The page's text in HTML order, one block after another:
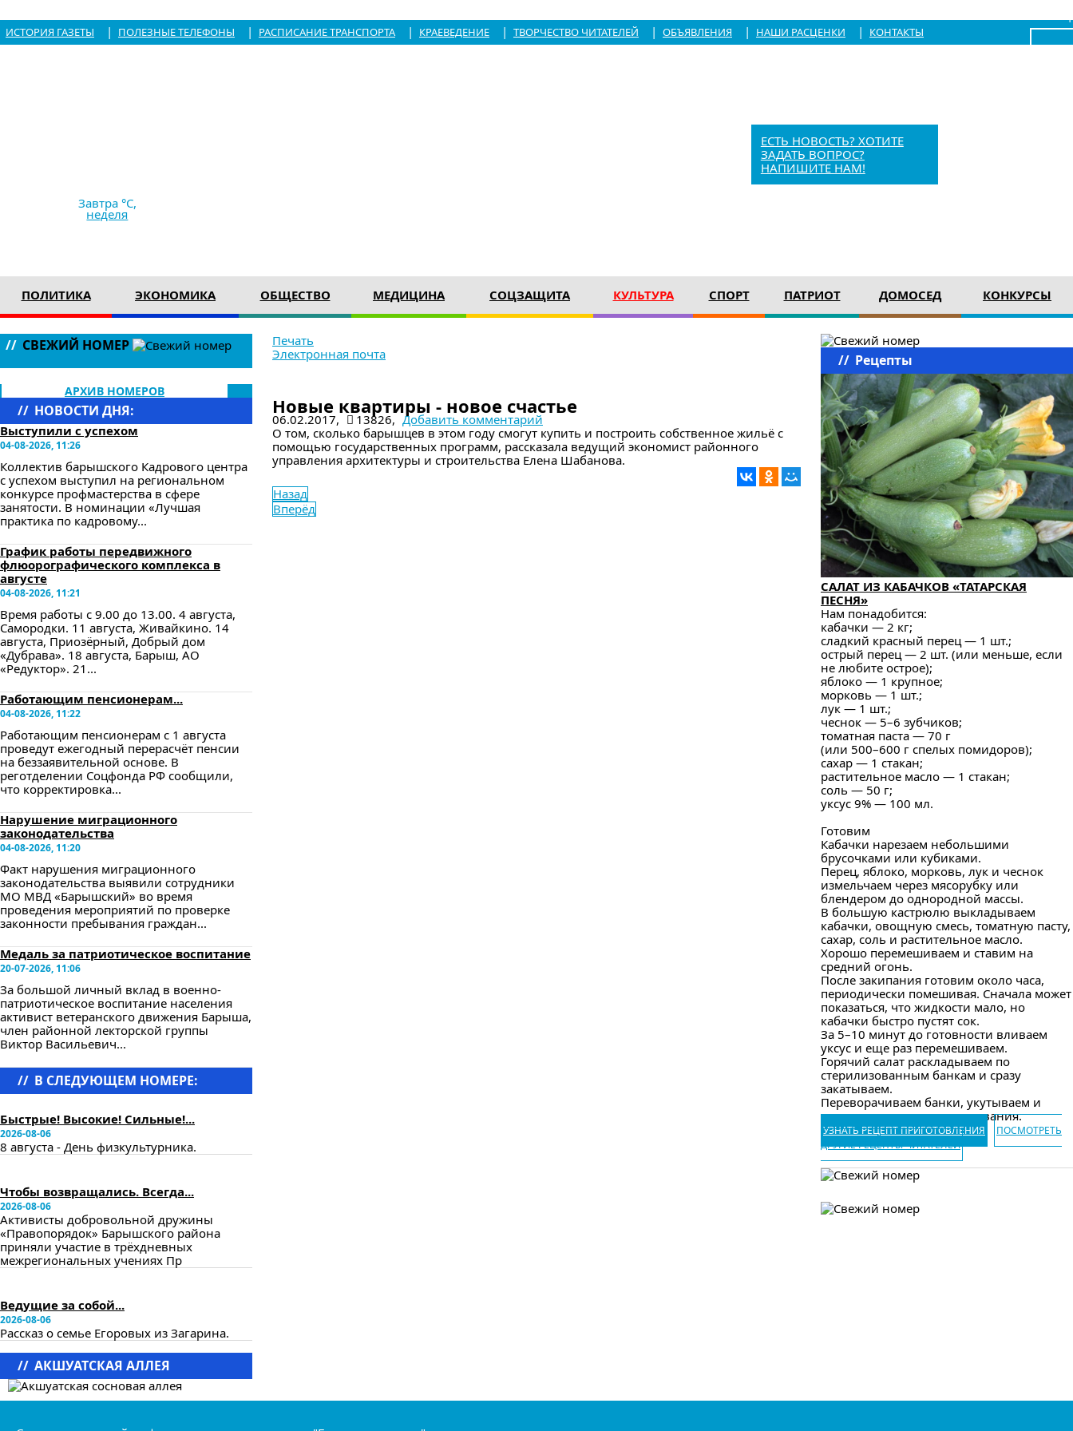
x
ИСТОРИЯ ГАЗЕТЫ | ПОЛЕЗНЫЕ ТЕЛЕФОНЫ | РАСПИСАНИЕ ТРАНСПОРТА | КРАЕВЕДЕНИЕ | ТВОРЧЕСТВО ЧИТАТЕЛЕЙ | ОБЪЯВЛЕНИЯ | НАШИ РАСЦЕНКИ | КОНТАКТЫ
Завтра °C,
неделя
ЕСТЬ НОВОСТЬ? ХОТИТЕ
ЗАДАТЬ ВОПРОС?
НАПИШИТЕ НАМ!
ПОЛИТИКА ЭКОНОМИКА ОБЩЕСТВО МЕДИЦИНА СОЦЗАЩИТА КУЛЬТУРА СПОРТ ПАТРИОТ ДОМОСЕД КОНКУРСЫ
// СВЕЖИЙ НОМЕР
АРХИВ НОМЕРОВ
// НОВОСТИ ДНЯ:
Выступили с успехом
04-08-2026, 11:26
Коллектив барышского Кадрового центра
с успехом выступил на региональном
конкурсе профмастерства в сфере
занятости. В номинации «Лучшая
практика по кадровому...
График работы передвижного
флюорографического комплекса в
августе
04-08-2026, 11:21
Время работы с 9.00 до 13.00. 4 августа,
Самородки. 11 августа, Живайкино. 14
августа, Приозёрный, Добрый дом
«Дубрава». 18 августа, Барыш, АО
«Редуктор». 21...
Работающим пенсионерам...
04-08-2026, 11:22
Работающим пенсионерам с 1 августа
проведут ежегодный перерасчёт пенсии
на беззаявительной основе. В
реготделении Соцфонда РФ сообщили,
что корректировка...
Нарушение миграционного
законодательства
04-08-2026, 11:20
Факт нарушения миграционного
законодательства выявили сотрудники
МО МВД «Барышский» во время
проведения мероприятий по проверке
законности пребывания граждан...
Медаль за патриотическое воспитание
20-07-2026, 11:06
За большой личный вклад в военно-
патриотическое воспитание населения
активист ветеранского движения Барыша,
член районной лекторской группы
Виктор Васильевич...
// В СЛЕДУЮЩЕМ НОМЕРЕ:
Быстрые! Высокие! Сильные!...
2026-08-06
8 августа - День физкультурника.
Чтобы возвращались. Всегда...
2026-08-06
Активисты добровольной дружины
«Правопорядок» Барышского района
приняли участие в трёхдневных
межрегиональных учениях Пр
Ведущие за собой...
2026-08-06
Рассказ о семье Егоровых из Загарина.
// АКШУАТСКАЯ АЛЛЕЯ
Печать
Электронная почта
Новые квартиры - новое счастье
06.02.2017, 13826, Добавить комментарий
О том, сколько барышцев в этом году смогут купить и построить собственное жильё с
помощью государственных программ, рассказала ведущий экономист районного
управления архитектуры и строительства Елена Шабанова.
Назад
Вперёд
// Рецепты
САЛАТ ИЗ КАБАЧКОВ «ТАТАРСКАЯ
ПЕСНЯ»
Нам понадобится:
кабачки — 2 кг;
сладкий красный перец — 1 шт.;
острый перец — 2 шт. (или меньше, если
не любите острое);
яблоко — 1 крупное;
морковь — 1 шт.;
лук — 1 шт.;
чеснок — 5–6 зубчиков;
томатная паста — 70 г
(или 500–600 г спелых помидоров);
сахар — 1 стакан;
растительное масло — 1 стакан;
соль — 50 г;
уксус 9% — 100 мл.
Готовим
Кабачки нарезаем небольшими
брусочками или кубиками.
Перец, яблоко, морковь, лук и чеснок
измельчаем через мясорубку или
блендером до однородной массы.
В большую кастрюлю выкладываем
кабачки, овощную смесь, томатную пасту,
сахар, соль и растительное масло.
Хорошо перемешиваем и ставим на
средний огонь.
После закипания готовим около часа,
периодически помешивая. Сначала может
показаться, что жидкости мало, но
кабачки быстро пустят сок.
За 5–10 минут до готовности вливаем
уксус и еще раз перемешиваем.
Горячий салат раскладываем по
стерилизованным банкам и сразу
закатываем.
Переворачиваем банки, укутываем и
оставляем до полного остывания.
УЗНАТЬ РЕЦЕПТ ПРИГОТОВЛЕНИЯ
ПОСМОТРЕТЬ
ДРУГИЕ РЕЦЕПТЫ ЧИТАТЕЛЕЙ